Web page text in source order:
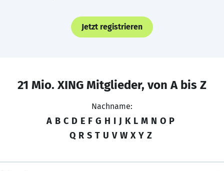
Jetzt registrieren
21 Mio. XING Mitglieder, von A bis Z
Nachname:
A B C D E F G H I J K L M N O P
Q R S T U V W X Y Z